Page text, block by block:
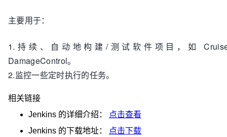
主要用于：
1.持续、自动地构建/测试软件项目，如
DamageControl。
2.监控一些定时执行的任务。
相关链接
Jenkins 的详细介绍：
点击查看
Jenkins 的下载地址： 点击下载